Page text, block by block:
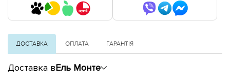
ДОСТАВКА ОПЛАТА ГАРАНТІЯ
Доставка вЕль Монте